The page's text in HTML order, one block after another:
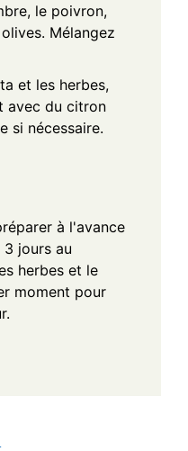
le poivron,
Mélangez
et les herbes,
avec du citron
si nécessaire.
à l'avance
jours au
herbes et le
moment pour